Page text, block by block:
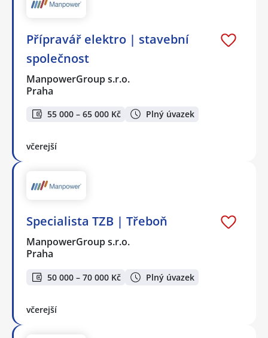
Přípravář elektro | stavební
společnost
ManpowerGroup s.r.o.
Praha
55 000 – 65 000 Kč Plný úvazek
včerejší
Specialista TZB | Třeboň
ManpowerGroup s.r.o.
Praha
50 000 – 70 000 Kč Plný úvazek
včerejší